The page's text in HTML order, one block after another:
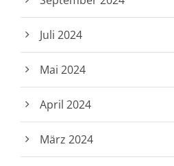
Juli 2024
Mai 2024
April 2024
März 2024